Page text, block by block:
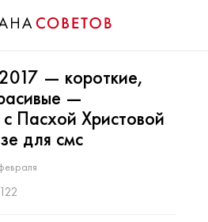
— короткие,
—
Пасхой Христовой
для смс
122